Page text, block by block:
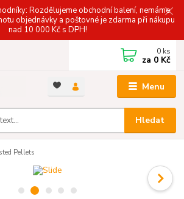
Rozdělujeme obchodní balení, nemáme
objednávky a poštovné je zdarma při nákupu
nad 10 000 Kč s DPH!
Menu
Hledat
0 ks
za 0 Kč
Pellets